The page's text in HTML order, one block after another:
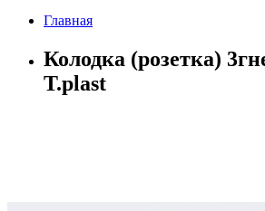
Главная
Колодка (розетка)
T.plast